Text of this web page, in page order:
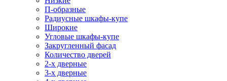
П-образные
Радиусные шкафы-купе
Широкие
Угловые шкафы-купе
Закругленный фасад
Количество дверей
2-х дверные
3-х дверные